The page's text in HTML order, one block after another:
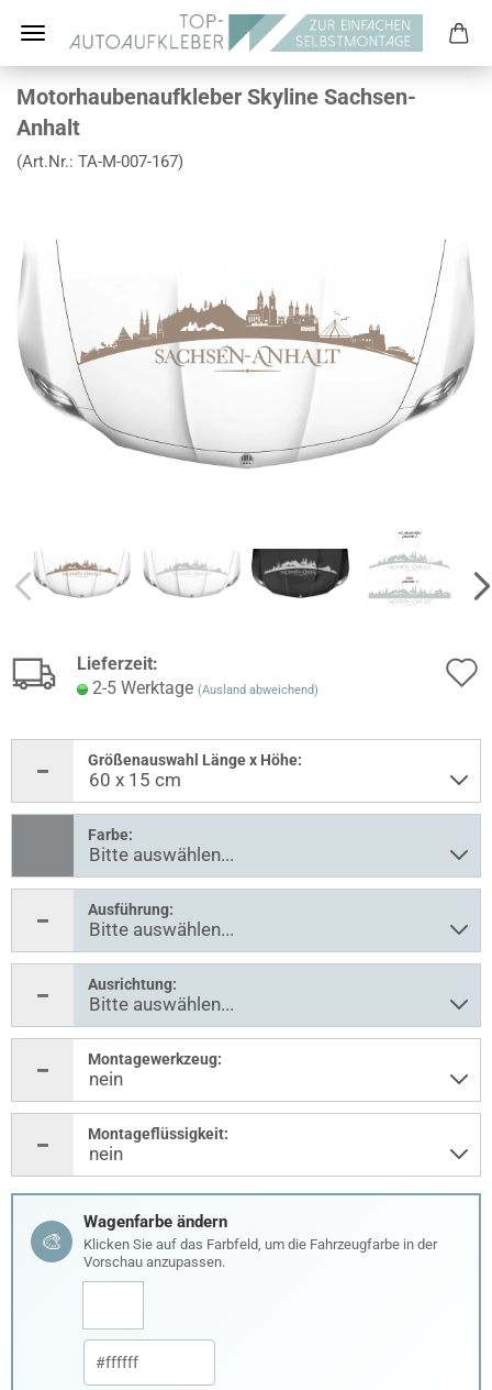
Motorhaubenaufkleber Skyline Sachsen-
Anhalt
(Art.Nr.: TA-M-007-167)
Lieferzeit:
2-5 Werktage (Ausland abweichend)
Größenauswahl Länge x Höhe:
Farbe:
Ausführung:
Ausrichtung:
Montagewerkzeug:
Montageflüssigkeit:
🎨
Wagenfarbe ändern
Klicken Sie auf das Farbfeld, um die Fahrzeugfarbe in der
Vorschau anzupassen.